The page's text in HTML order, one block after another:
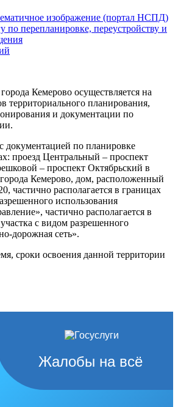
изображение (портал НСПД)
по перепланировке, переустройству и
Кемерово осуществляется на
территориального планирования,
и документации по
по планировке
проезд Центральный – проспект
– проспект Октябрьский в
Кемерово, дом, расположенный
частично располагается в границах
использования
частично располагается в
с видом разрешенного
дорожная сеть».
сроки освоения данной территории
Жалобы на всё